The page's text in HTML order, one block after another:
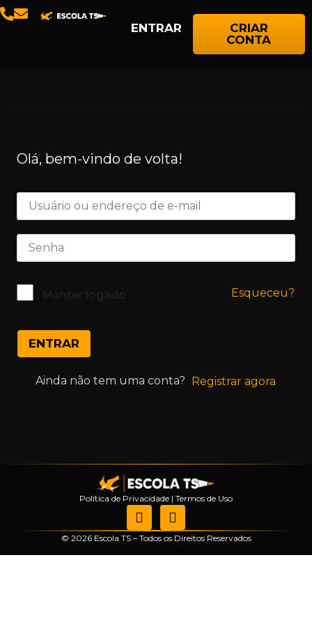
ENTRAR
CRIAR
CONTA
Olá, bem-vindo de volta!
Manter logado Esqueceu?
ENTRAR
Ainda não tem uma conta? Registrar agora
Política de Privacidade | Termos de Uso
© 2026 Escola TS – Todos os Direitos Reservados